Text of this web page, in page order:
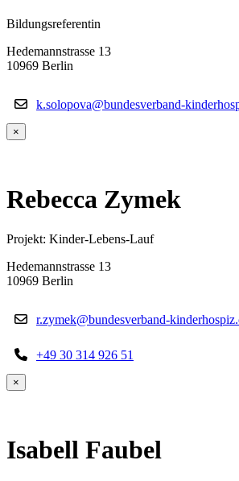
Bildungsreferentin
Hedemannstrasse 13
10969 Berlin
k.solopova@bundesverband-
×
Rebecca Zymek
Projekt: Kinder-Lebens-Lauf
Hedemannstrasse 13
10969 Berlin
r.zymek@bundesverband-
+49 30 314 926 51
×
Isabell Faubel